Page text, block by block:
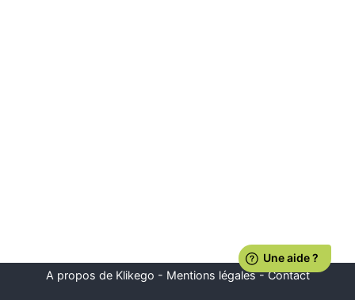
A propos de Klikego - Mentions légales-Contact